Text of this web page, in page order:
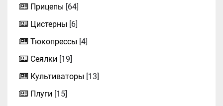
Прицепы [64]
Цистерны [6]
Тюкопрессы [4]
Сеялки [19]
Культиваторы [13]
Плуги [15]